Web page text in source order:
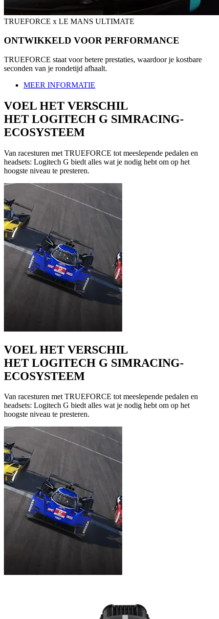
TRUEFORCE x LE MANS ULTIMATE
ONTWIKKELD VOOR PERFORMANCE
TRUEFORCE staat voor betere prestaties, waardoor je kostbare
seconden van je rondetijd afhaalt.
MEER INFORMATIE
VOEL HET VERSCHIL
HET LOGITECH G SIMRACING-
ECOSYSTEEM
Van racesturen met TRUEFORCE tot meeslepende pedalen en
headsets: Logitech G biedt alles wat je nodig hebt om op het
hoogste niveau te presteren.
VOEL HET VERSCHIL
HET LOGITECH G SIMRACING-
ECOSYSTEEM
Van racesturen met TRUEFORCE tot meeslepende pedalen en
headsets: Logitech G biedt alles wat je nodig hebt om op het
hoogste niveau te presteren.